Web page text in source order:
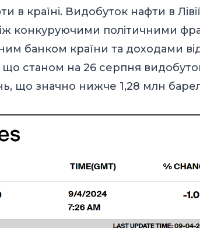
в країні. Видобуток нафти в
конкуруючими політичними
банком країни та доходами
що станом на 26 серпня
що значно нижче 1,28 млн